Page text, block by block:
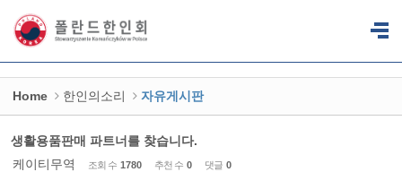
Home 한인의소리 자유게시판
생활용품판매 파트너를 찾습니다.
케이티무역
조회 수 1780 추천 수 0 댓글 0